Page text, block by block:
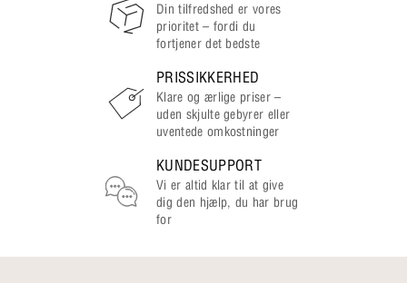
Din tilfredshed er vores
prioritet – fordi du
fortjener det bedste
PRISSIKKERHED
Klare og ærlige priser –
uden skjulte gebyrer eller
uventede omkostninger
KUNDESUPPORT
Vi er altid klar til at give
dig den hjælp, du har brug
for